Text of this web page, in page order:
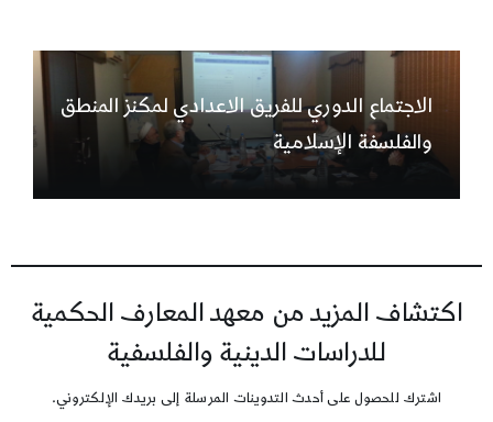
الاجتماع الدوري للفريق الاعدادي لمكنز المنطق
والفلسفة الإسلامية
اكتشاف المزيد من معهد المعارف الحكمية
للدراسات الدينية والفلسفية
اشترك للحصول على أحدث التدوينات المرسلة إلى بريدك الإلكتروني.